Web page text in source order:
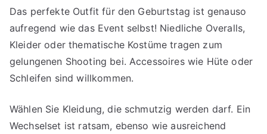
Das perfekte Outfit für den Geburtstag ist genauso
aufregend wie das Event selbst! Niedliche Overalls,
Kleider oder thematische Kostüme tragen zum
gelungenen Shooting bei. Accessoires wie Hüte oder
Schleifen sind willkommen.
Wählen Sie Kleidung, die schmutzig werden darf. Ein
Wechselset ist ratsam, ebenso wie ausreichend